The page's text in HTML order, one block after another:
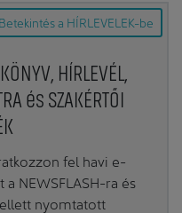
Betekintés a HÍRLEVELEK-be
HÍRLEVÉL,
és SZAKÉRTŐI
fel havi e-
NEWSFLASH-ra és
nyomtatott